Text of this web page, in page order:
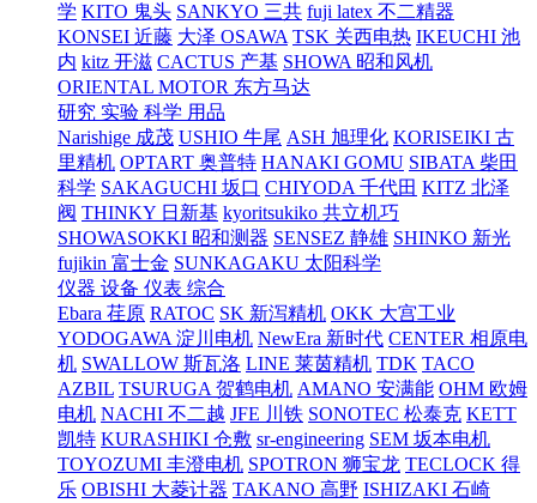
学 KITO 鬼头 SANKYO 三共 fuji latex 不二精器
KONSEI 近藤 大泽 OSAWA TSK 关西电热 IKEUCHI 池
内 kitz 开滋 CACTUS 产基 SHOWA 昭和风机
ORIENTAL MOTOR 东方马达
研究 实验 科学 用品
Narishige 成茂 USHIO 牛尾 ASH 旭理化 KORISEIKI 古
里精机 OPTART 奥普特 HANAKI GOMU SIBATA 柴田
科学 SAKAGUCHI 坂口 CHIYODA 千代田 KITZ 北泽
阀 THINKY 日新基 kyoritsukiko 共立机巧
SHOWASOKKI 昭和测器 SENSEZ 静雄 SHINKO 新光
fujikin 富士金 SUNKAGAKU 太阳科学
仪器 设备 仪表 综合
Ebara 荏原 RATOC SK 新泻精机 OKK 大宫工业
YODOGAWA 淀川电机 NewEra 新时代 CENTER 相原电
机 SWALLOW 斯瓦洛 LINE 莱茵精机 TDK TACO
AZBIL TSURUGA 贺鹤电机 AMANO 安满能 OHM 欧姆
电机 NACHI 不二越 JFE 川铁 SONOTEC 松泰克 KETT
凯特 KURASHIKI 仓敷 sr-engineering SEM 坂本电机
TOYOZUMI 丰澄电机 SPOTRON 狮宝龙 TECLOCK 得
乐 OBISHI 大菱计器 TAKANO 高野 ISHIZAKI 石崎